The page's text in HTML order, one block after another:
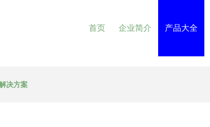
首页 企业简介 产品大全
决方案